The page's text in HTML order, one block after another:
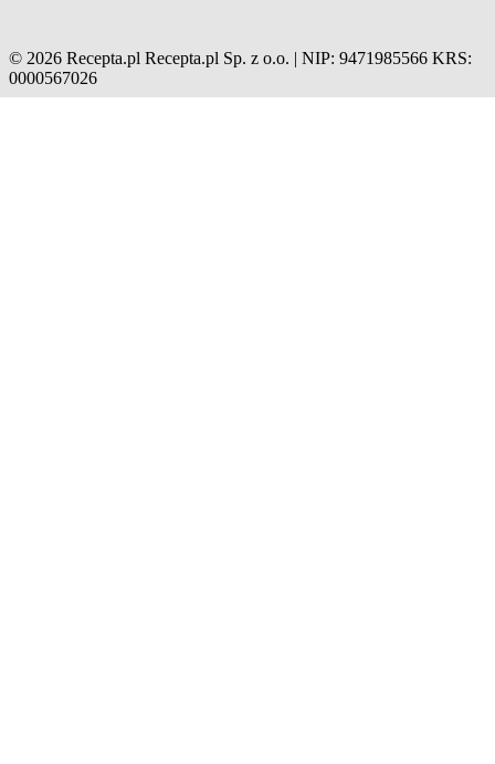
© 2026 Recepta.pl Recepta.pl Sp. z o.o. | NIP: 9471985566 KRS:
0000567026